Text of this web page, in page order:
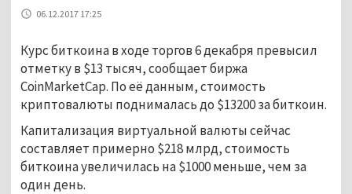
06.12.2017 17:25
Курс биткоина в ходе торгов 6 декабря превысил
отметку в $13 тысяч, сообщает биржа
CoinMarketCap. По её данным, стоимость
криптовалюты поднималась до $13200 за биткоин.
Капитализация виртуальной валюты сейчас
составляет примерно $218 млрд, стоимость
биткоина увеличилась на $1000 меньше, чем за
один день.